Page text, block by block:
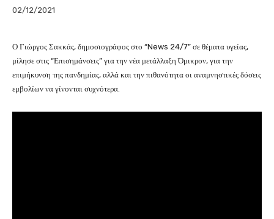
02/12/2021
Ο Γιώργος Σακκάς, δημοσιογράφος στο “News 24/7” σε θέματα υγείας,
μίλησε στις “Επισημάνσεις” για την νέα μετάλλαξη Όμικρον, για την
επιμήκυνση της πανδημίας, αλλά και την πιθανότητα οι αναμνηστικές δόσεις
εμβολίων να γίνονται συχνότερα.